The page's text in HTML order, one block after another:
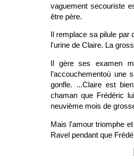
vaguement secouriste
être père.
Il remplace sa pilule
l'urine de Claire. La
Il gère ses examen
l’accouchementoù
gonfle. ...Claire est
chaman que Frédéric
neuvième mois de
Mais l'amour triomphe
Ravel pendant que